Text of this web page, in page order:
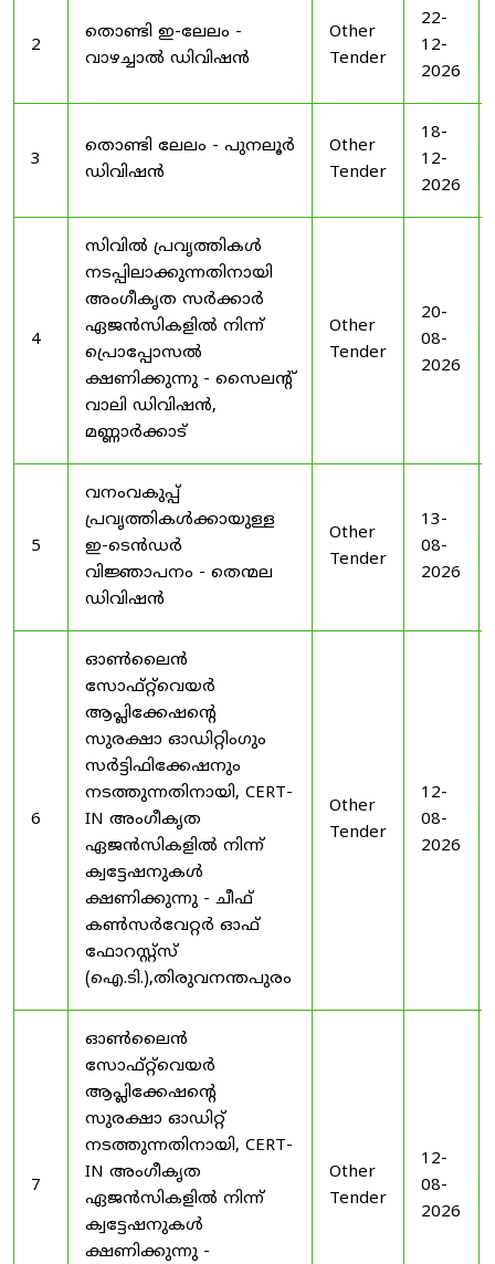
2
തൊണ്ടി ഇ-ലേലം -
വാഴച്ചാൽ ഡിവിഷൻ
Other
Tender
22-
12-
2026
3
തൊണ്ടി ലേലം - പുനലൂർ
ഡിവിഷൻ
Other
Tender
18-
12-
2026
4
സിവിൽ പ്രവൃത്തികൾ
നടപ്പിലാക്കുന്നതിനായി
അംഗീകൃത സർക്കാർ
ഏജൻസികളിൽ നിന്ന്
പ്രൊപ്പോസൽ
ക്ഷണിക്കുന്നു - സൈലന്റ്
വാലി ഡിവിഷൻ,
മണ്ണാർക്കാട്
Other
Tender
20-
08-
2026
5
വനംവകുപ്പ്
പ്രവൃത്തികൾക്കായുള്ള
ഇ-ടെൻഡർ
വിജ്ഞാപനം - തെന്മല
ഡിവിഷൻ
Other
Tender
13-
08-
2026
6
ഓൺലൈൻ
സോഫ്റ്റ്‌വെയർ
ആപ്ലിക്കേഷന്റെ
സുരക്ഷാ ഓഡിറ്റിംഗും
സർട്ടിഫിക്കേഷനും
നടത്തുന്നതിനായി, CERT-
IN അംഗീകൃത
ഏജൻസികളിൽ നിന്ന്
ക്വട്ടേഷനുകൾ
ക്ഷണിക്കുന്നു - ചീഫ്
കൺസർവേറ്റർ ഓഫ്
ഫോറസ്റ്റ്സ്
(ഐ.ടി.),തിരുവനന്തപുരം
Other
Tender
12-
08-
2026
7
ഓൺലൈൻ
സോഫ്റ്റ്‌വെയർ
ആപ്ലിക്കേഷന്റെ
സുരക്ഷാ ഓഡിറ്റ്
നടത്തുന്നതിനായി, CERT-
IN അംഗീകൃത
ഏജൻസികളിൽ നിന്ന്
ക്വട്ടേഷനുകൾ
ക്ഷണിക്കുന്നു -
Other
Tender
12-
08-
2026